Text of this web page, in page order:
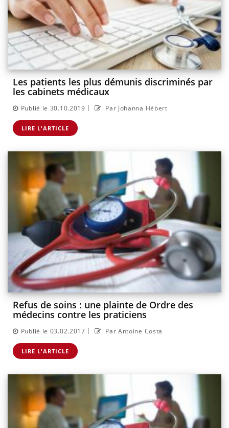
Les patients les plus démunis discriminés par
les cabinets médicaux
Publié le 30.10.2019 | Par Johanna Hébert
LIRE L'ARTICLE
Refus de soins : une plainte de Ordre des
médecins contre les praticiens
Publié le 03.02.2017 | Par Antoine Costa
LIRE L'ARTICLE